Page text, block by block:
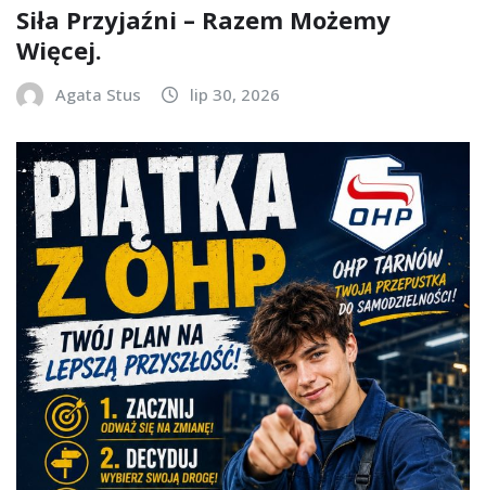
Siła Przyjaźni – Razem Możemy
Więcej.
Agata Stus lip 30, 2026